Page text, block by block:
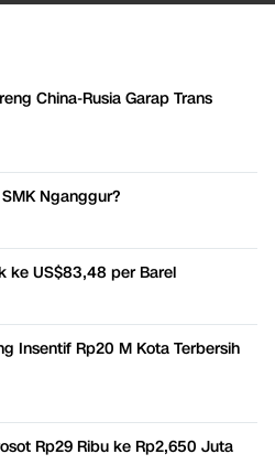
Nganggur?
ke US$83,48 per Barel